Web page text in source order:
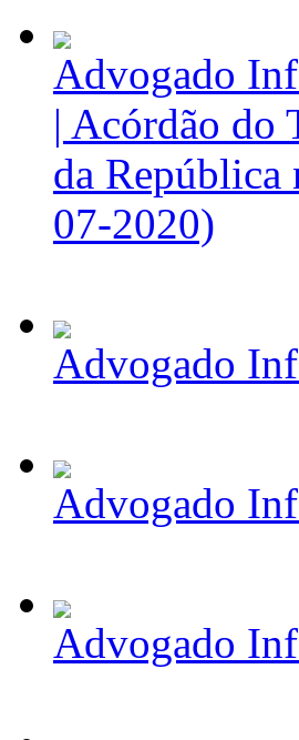
Advogado
| Acórdão do
da República
07-2020)
Advogado
Advogado
Advogado